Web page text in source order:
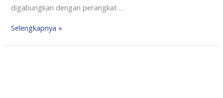
digabungkan dengan perangkat …
Selengkapnya »